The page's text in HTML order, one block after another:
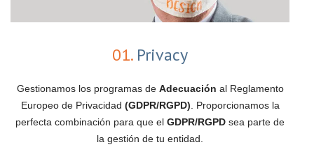
01.Privacy
Gestionamos los programas de Adecuación al Reglamento
Europeo de Privacidad (GDPR/RGPD). Proporcionamos la
perfecta combinación para que el GDPR/RGPD sea parte de
la gestión de tu entidad.